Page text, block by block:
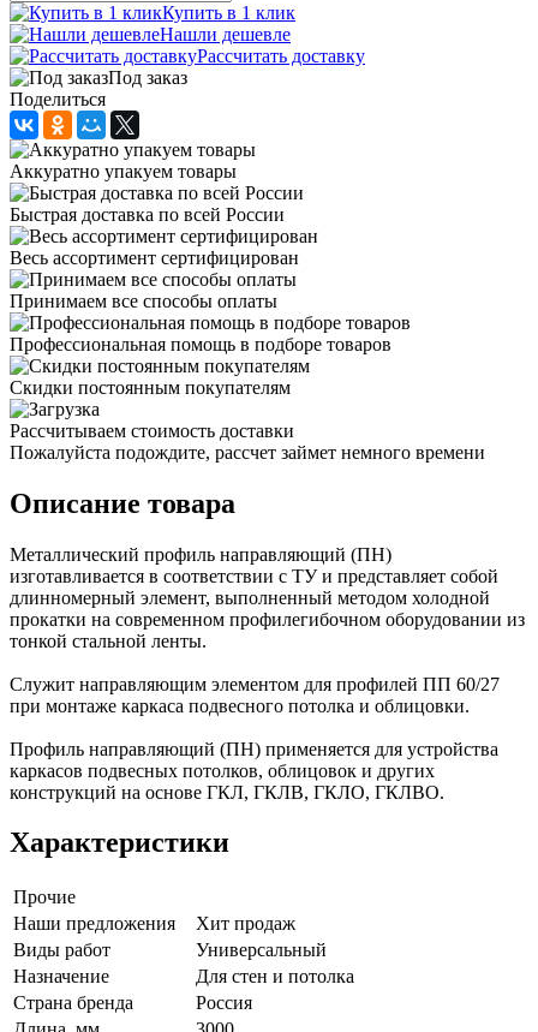
Купить в 1 клик
Нашли дешевле
Рассчитать доставку
Под заказ
Поделиться
Аккуратно упакуем товары
Быстрая доставка по всей России
Весь ассортимент сертифицирован
Принимаем все способы оплаты
Профессиональная помощь в подборе товаров
Скидки постоянным покупателям
Рассчитываем стоимость доставки
Пожалуйста подождите, рассчет займет немного времени
Описание товара
Металлический профиль направляющий (ПН)
изготавливается в соответствии с ТУ и представляет собой
длинномерный элемент, выполненный методом холодной
прокатки на современном профилегибочном оборудовании из
тонкой стальной ленты.
Служит направляющим элементом для профилей ПП 60/27
при монтаже каркаса подвесного потолка и облицовки.
Профиль направляющий (ПН) применяется для устройства
каркасов подвесных потолков, облицовок и других
конструкций на основе ГКЛ, ГКЛВ, ГКЛО, ГКЛВО.
Характеристики
Прочие
Наши предложения
Хит продаж
Виды работ
Универсальный
Назначение
Для стен и потолка
Страна бренда
Россия